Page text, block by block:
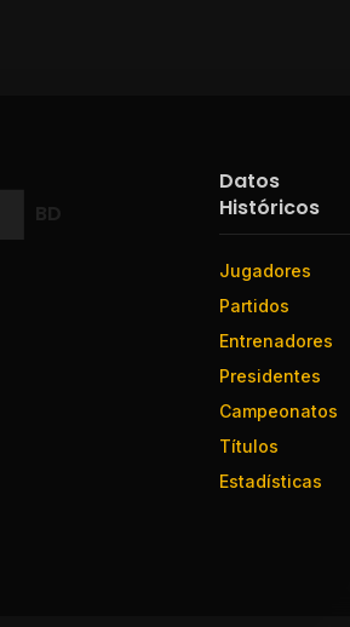
BD
Datos
Históricos
Jugadores
Partidos
Entrenadores
Presidentes
Campeonatos
Títulos
Estadísticas